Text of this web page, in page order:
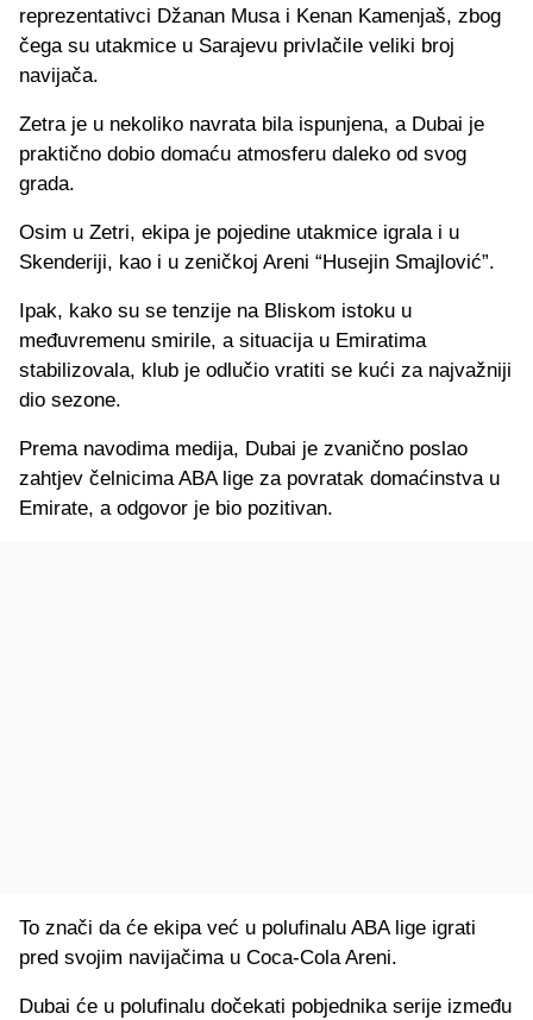
reprezentativci Džanan Musa i Kenan Kamenjaš, zbog
čega su utakmice u Sarajevu privlačile veliki broj
navijača.
Zetra je u nekoliko navrata bila ispunjena, a Dubai je
praktično dobio domaću atmosferu daleko od svog
grada.
Osim u Zetri, ekipa je pojedine utakmice igrala i u
Skenderiji, kao i u zeničkoj Areni “Husejin Smajlović”.
Ipak, kako su se tenzije na Bliskom istoku u
međuvremenu smirile, a situacija u Emiratima
stabilizovala, klub je odlučio vratiti se kući za najvažniji
dio sezone.
Prema navodima medija, Dubai je zvanično poslao
zahtjev čelnicima ABA lige za povratak domaćinstva u
Emirate, a odgovor je bio pozitivan.
To znači da će ekipa već u polufinalu ABA lige igrati
pred svojim navijačima u Coca-Cola Areni.
Dubai će u polufinalu dočekati pobjednika serije između